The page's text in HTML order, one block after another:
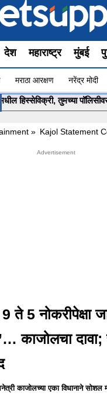
देश महाराष्ट्र मुंबई
मराठा आरक्षण नरेंद्र मोदी
तुमच्या पॉलिसीवर
» Kajol Statement
9 ते 5 नोकरीपेक्षा
काजोलचा
काजोलच्या एका विधानाने सोशल